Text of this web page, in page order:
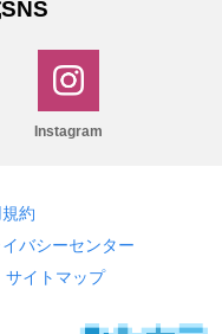
Instagram
約
バシーセンター
サイトマップ